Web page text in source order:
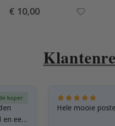
Special
Price
€ 10,00
een
koper
Hele mooie